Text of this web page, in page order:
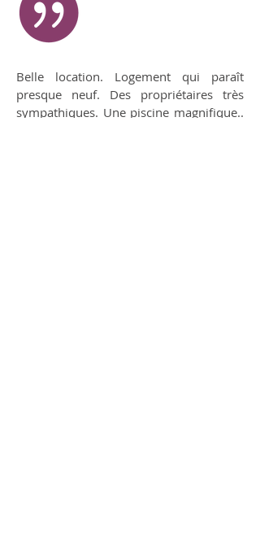
Belle location. Logement qui paraît
presque neuf. Des propriétaires très
sympathiques. Une piscine magnifique..